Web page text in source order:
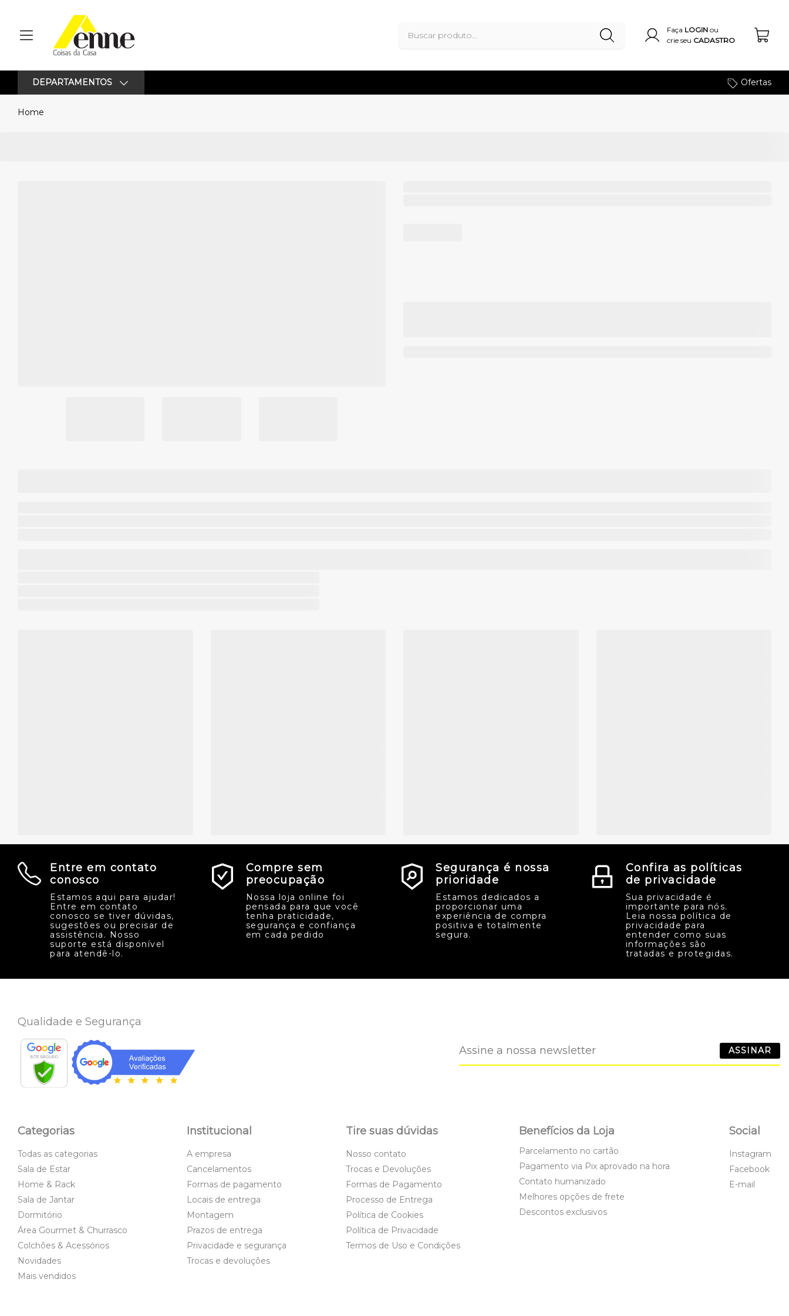
Faça LOGIN ou
crie seu CADASTRO
DEPARTAMENTOS Ofertas
Home
Entre em contato
conosco
Estamos aqui para ajudar!
Entre em contato
conosco se tiver dúvidas,
sugestões ou precisar de
assistência. Nosso
suporte está disponível
para atendê-lo.
Compre sem
preocupação
Nossa loja online foi
pensada para que você
tenha praticidade,
segurança e confiança
em cada pedido
Segurança é nossa
prioridade
Estamos dedicados a
proporcionar uma
experiência de compra
positiva e totalmente
segura.
Confira as políticas
de privacidade
Sua privacidade é
importante para nós.
Leia nossa política de
privacidade para
entender como suas
informações são
tratadas e protegidas.
Qualidade e Segurança
ASSINAR
Categorias
Todas as categorias
Sala de Estar
Home & Rack
Sala de Jantar
Dormitório
Área Gourmet & Churrasco
Colchões & Acessórios
Novidades
Mais vendidos
Institucional
A empresa
Cancelamentos
Formas de pagamento
Locais de entrega
Montagem
Prazos de entrega
Privacidade e segurança
Trocas e devoluções
Tire suas dúvidas
Nosso contato
Trocas e Devoluções
Formas de Pagamento
Processo de Entrega
Política de Cookies
Política de Privacidade
Termos de Uso e Condições
Benefícios da Loja
Parcelamento no cartão
Pagamento via Pix aprovado na hora
Contato humanizado
Melhores opções de frete
Descontos exclusivos
Social
Instagram
Facebook
E-mail